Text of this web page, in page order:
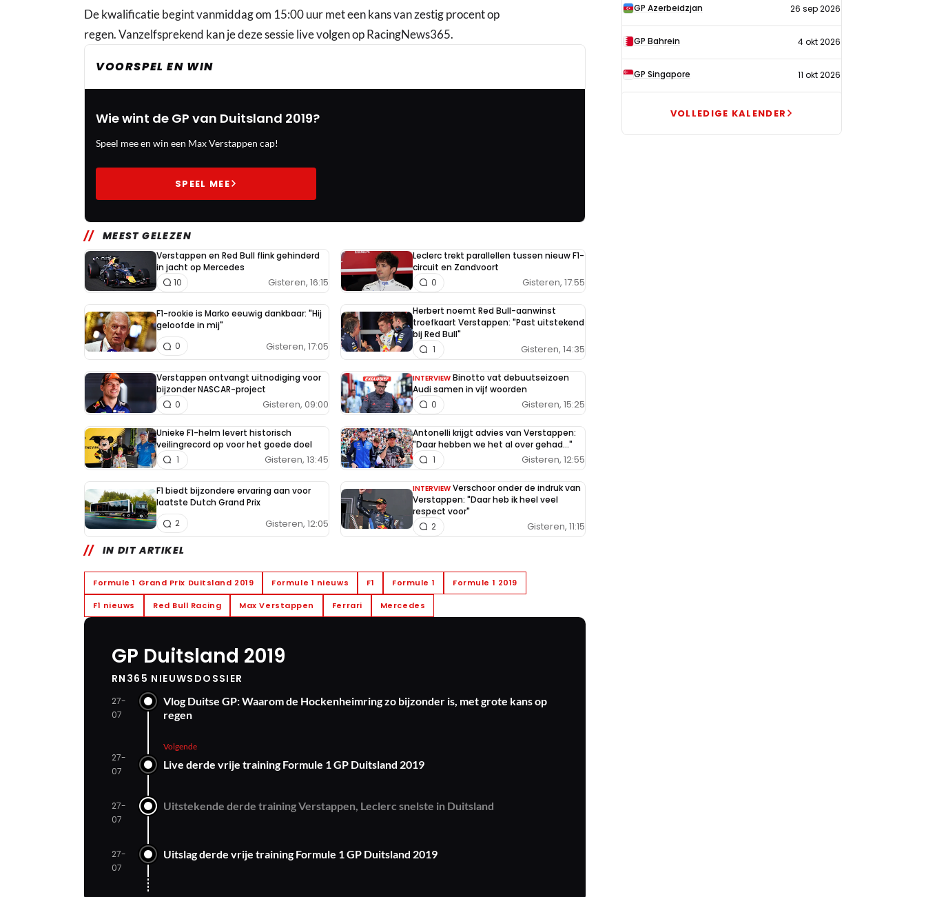
De kwalificatie begint vanmiddag om 15:00 uur met een kans van zestig procent op
regen. Vanzelfsprekend kan je deze sessie live volgen op RacingNews365.
VOORSPEL EN WIN
Wie wint de GP van Duitsland 2019?
Speel mee en win een Max Verstappen cap!
SPEEL MEE
MEEST GELEZEN
Verstappen en Red Bull flink gehinderd
in jacht op Mercedes
Gisteren, 16:15
10
Leclerc trekt parallellen tussen nieuw F1-
circuit en Zandvoort
Gisteren, 17:55
0
F1-rookie is Marko eeuwig dankbaar: "Hij
geloofde in mij"
Gisteren, 17:05
0
Herbert noemt Red Bull-aanwinst
troefkaart Verstappen: "Past uitstekend
bij Red Bull"
Gisteren, 14:35
1
Verstappen ontvangt uitnodiging voor
bijzonder NASCAR-project
Gisteren, 09:00
0
INTERVIEW Binotto vat debuutseizoen
Audi samen in vijf woorden
Gisteren, 15:25
0
Unieke F1-helm levert historisch
veilingrecord op voor het goede doel
Gisteren, 13:45
1
Antonelli krijgt advies van Verstappen:
"Daar hebben we het al over gehad..."
Gisteren, 12:55
1
F1 biedt bijzondere ervaring aan voor
laatste Dutch Grand Prix
Gisteren, 12:05
2
INTERVIEW Verschoor onder de indruk van
Verstappen: "Daar heb ik heel veel
respect voor"
Gisteren, 11:15
2
IN DIT ARTIKEL
Formule 1 Grand Prix Duitsland 2019 Formule 1 nieuws F1 Formule 1 Formule 1 2019
F1 nieuws Red Bull Racing Max Verstappen Ferrari Mercedes
GP Duitsland 2019
RN365 NIEUWSDOSSIER
27-
07
Vlog Duitse GP: Waarom de Hockenheimring zo bijzonder is, met grote kans op
regen
27-
07
Volgende
Live derde vrije training Formule 1 GP Duitsland 2019
27-
07
Uitstekende derde training Verstappen, Leclerc snelste in Duitsland
27-
07
Uitslag derde vrije training Formule 1 GP Duitsland 2019
GP Azerbeidzjan 26 sep 2026
GP Bahrein 4 okt 2026
GP Singapore 11 okt 2026
VOLLEDIGE KALENDER